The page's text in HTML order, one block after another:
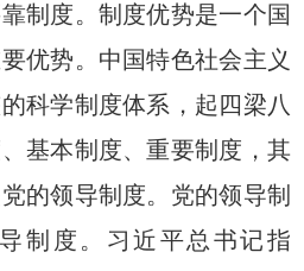
制度。制度优势是一个国
优势。中国特色社会主义
科学制度体系，起四梁八
基本制度、重要制度，其
的领导制度。党的领导制
制度。习近平总书记指